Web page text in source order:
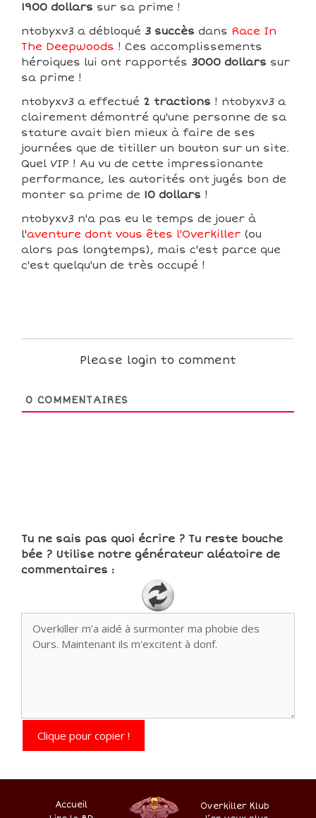
1900 dollars sur sa prime !
ntobyxv3 a débloqué 3 succès dans Race In
The Deepwoods ! Ces accomplissements
héroiques lui ont rapportés 3000 dollars sur
sa prime !
ntobyxv3 a effectué 2 tractions ! ntobyxv3 a
clairement démontré qu'une personne de sa
stature avait bien mieux à faire de ses
journées que de titiller un bouton sur un site.
Quel VIP ! Au vu de cette impressionante
performance, les autorités ont jugés bon de
monter sa prime de 10 dollars !
ntobyxv3 n'a pas eu le temps de jouer à
l'aventure dont vous êtes l'Overkiller (ou
alors pas longtemps), mais c'est parce que
c'est quelqu'un de très occupé !
Please login to comment
0 COMMENTAIRES
Tu ne sais pas quoi écrire ? Tu reste bouche
bée ? Utilise notre générateur aléatoire de
commentaires :
Clique pour copier !
Accueil
Overkiller Klub